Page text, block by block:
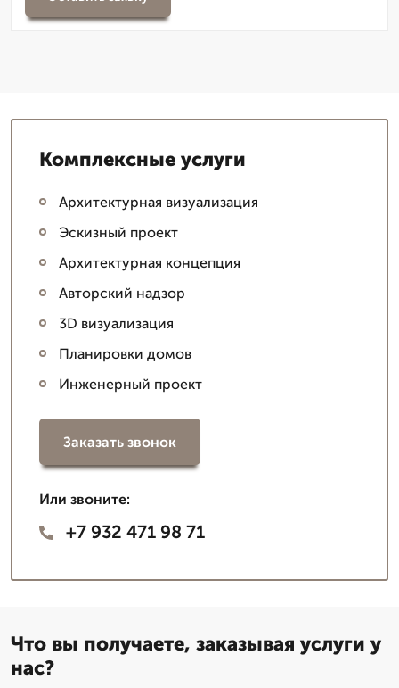
Комплексные услуги
Архитектурная визуализация
Эскизный проект
Архитектурная концепция
Авторский надзор
3D визуализация
Планировки домов
Инженерный проект
Заказать звонок
Или звоните:
+7 932 471 98 71
Что вы получаете, заказывая услуги у
нас?